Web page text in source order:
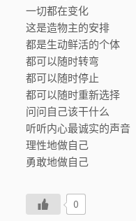
一切都在变化
这是造物主的安排
都是生动鲜活的个体
都可以随时转弯
都可以随时停止
都可以随时重新选择
问问自己该干什么
听听内心最诚实的声音
理性地做自己
勇敢地做自己
0